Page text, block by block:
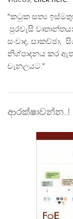
"කටුක සත්‍ය
පුරවැසි
සංවාද,
නිශ්පාදනය කර
චැනලයට."
ආරක්ෂාවන්න..!